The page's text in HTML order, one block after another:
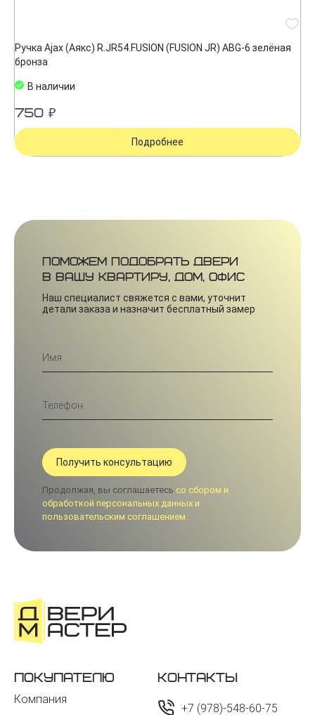
Ручка Ajax (Аякс) R.JR54.FUSION (FUSION JR) ABG-6 зелёная
бронза
В наличии
750 ₽
Подробнее
Поможем подобрать двери
в вашу квартиру, дом, офис
Наш специалист свяжется с вами, уточнит
детали заказа и назначит бесплатный замер
Продолжая, вы соглашаетесь со сбором и
обработкой персональных данных и
пользовательским соглашением.
Покупателю
Компания
Контакты
+7 (978)-548-60-75